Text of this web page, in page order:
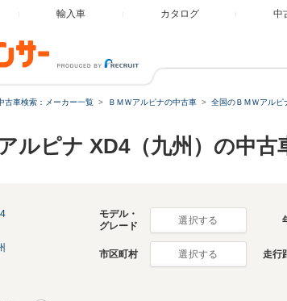
輸入車 カタログ 中
古車検索：メーカー一覧 ＢＭＷアルピナの中古車 全国のＢＭＷアルピ
ルピナ XD4（九州）の中古
モデル・
グレード
選択する
市区町村 選択する 走行